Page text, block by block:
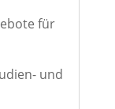
für
und